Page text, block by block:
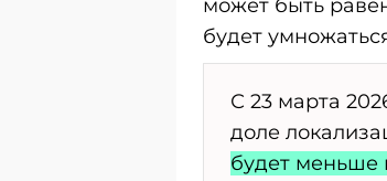
может быть
будет
С 23 марта
доле
будет меньше